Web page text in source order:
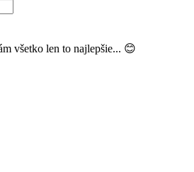
všetko len to najlepšie... 😊